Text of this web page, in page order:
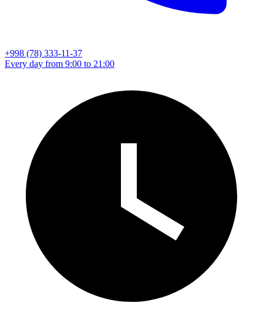
+998 (78) 333-11-37
Every day from 9:00 to 21:00